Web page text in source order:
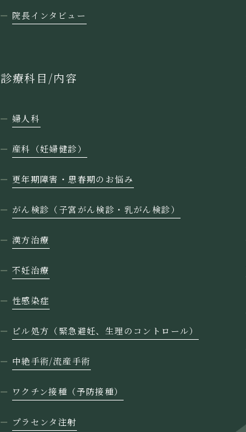
院長インタビュー
診療科目/内容
婦人科
産科（妊婦健診）
更年期障害・思春期のお悩み
がん検診（子宮がん検診・乳がん検診）
漢方治療
不妊治療
性感染症
ピル処方（緊急避妊、生理のコントロール）
中絶手術/流産手術
ワクチン接種（予防接種）
プラセンタ注射